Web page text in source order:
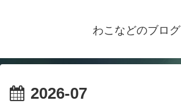
わこなどのブログ
2026-07